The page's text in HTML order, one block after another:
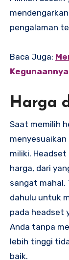
pengalaman
Baca Juga:
Kegunaannya
Harga
Saat memilih
menyesuaikan
miliki.
harga, dari
sangat mahal.
dahulu untuk
pada headset
Anda tanpa
lebih tinggi
baik.